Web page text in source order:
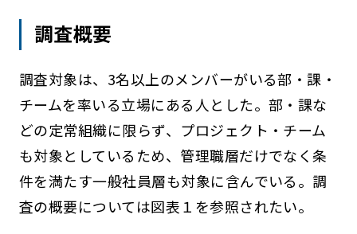
調査概要
調査対象は、3名以上のメンバーがいる部・課・
チームを率いる立場にある人とした。部・課な
どの定常組織に限らず、プロジェクト・チーム
も対象としているため、管理職層だけでなく条
件を満たす一般社員層も対象に含んでいる。調
査の概要については図表１を参照されたい。